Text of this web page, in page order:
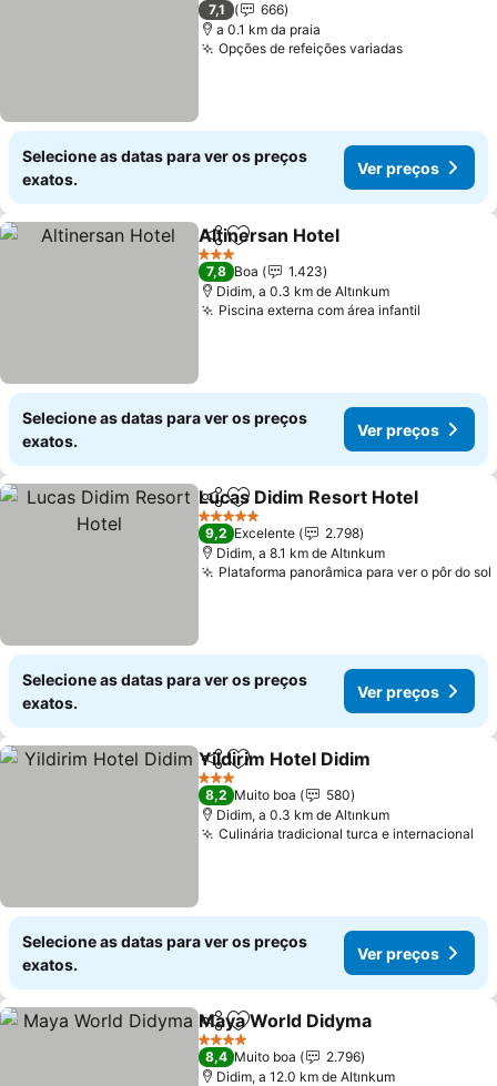
7,1
666
a 0.1 km da praia
Opções de refeições variadas
Selecione as datas para ver os preços
exatos.
Ver preços
PartilharAdicionar aos favoritos
Altinersan Hotel
3 Estrelas
7,8 Boa
1.423
Didim, a 0.3 km de Altınkum
Piscina externa com área infantil
Selecione as datas para ver os preços
exatos.
Ver preços
PartilharAdicionar aos favoritos
Lucas Didim Resort Hotel
5 Estrelas
9,2 Excelente
2.798
Didim, a 8.1 km de Altınkum
Plataforma panorâmica para ver o pôr do sol
Selecione as datas para ver os preços
exatos.
Ver preços
PartilharAdicionar aos favoritos
Yildirim Hotel Didim
3 Estrelas
8,2 Muito boa
580
Didim, a 0.3 km de Altınkum
Culinária tradicional turca e internacional
Selecione as datas para ver os preços
exatos.
Ver preços
PartilharAdicionar aos favoritos
Maya World Didyma
4 Estrelas
8,4 Muito boa
2.796
Didim, a 12.0 km de Altınkum